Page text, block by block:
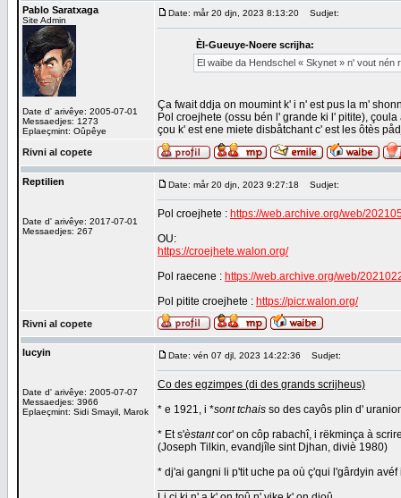
Pablo Saratxaga
Site Admin
Date d' arivêye: 2005-07-01
Messaedjes: 1273
Eplaeçmint: Oûpêye
Date: mår 20 djn, 2023 8:13:20 Sudjet:
Èl-Gueuye-Noere scrijha:
El waibe da Hendschel « Skynet » n' vout
Ça fwait ddja on moumint k' i n' est pus la m'
Pol croejhete (ossu bén l' grande ki l' pitite), çoula
çou k' est ene miete disbåtchant c' est les ôtès
Rivni al copete
Reptilien
Date d' arivêye: 2017-07-01
Messaedjes: 267
Date: mår 20 djn, 2023 9:27:18 Sudjet:
Pol croejhete : https://web.archive.org/web/
OU:
https://croejhete.walon.org/
Pol raecene : https://web.archive.org/web/
Pol pitite croejhete : https://picr.walon.org/
Rivni al copete
lucyin
Date d' arivêye: 2005-07-07
Messaedjes: 3966
Eplaeçmint: Sidi Smayil, Marok
Date: vén 07 djl, 2023 14:22:36 Sudjet:
Co des egzimpes (di des grands scrijheus)
* e 1921, i *sont tchais so des cayôs plin d'
* Et s'èstantcor' on côp rabachî, i rëkminça à
(Joseph Tilkin, evandjîle sint Djhan, diviè 1980)
* dj'ai gangni li p'tit uche pa où ç'qui l'gârdyin avéf